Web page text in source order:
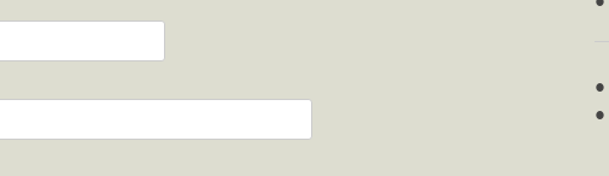
•
•